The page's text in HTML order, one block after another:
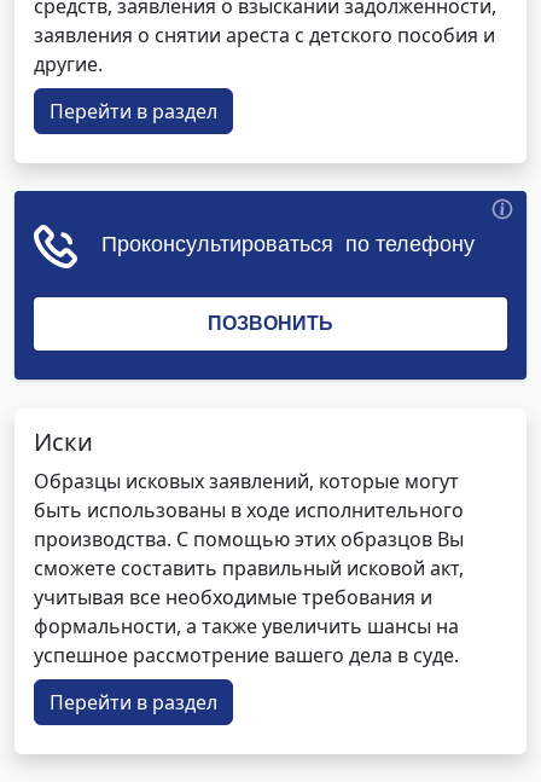
средств, заявления о взыскании задолженности,
заявления о снятии ареста с детского пособия и
другие.
Перейти в раздел
Иски
Образцы исковых заявлений, которые могут
быть использованы в ходе исполнительного
производства. С помощью этих образцов Вы
сможете составить правильный исковой акт,
учитывая все необходимые требования и
формальности, а также увеличить шансы на
успешное рассмотрение вашего дела в суде.
Перейти в раздел